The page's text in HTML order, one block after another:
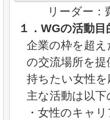
リーダー
１．WGの活動目
企業の枠を超
の交流場所を
持ちたい女性
主な活動は以
・女性のキャ